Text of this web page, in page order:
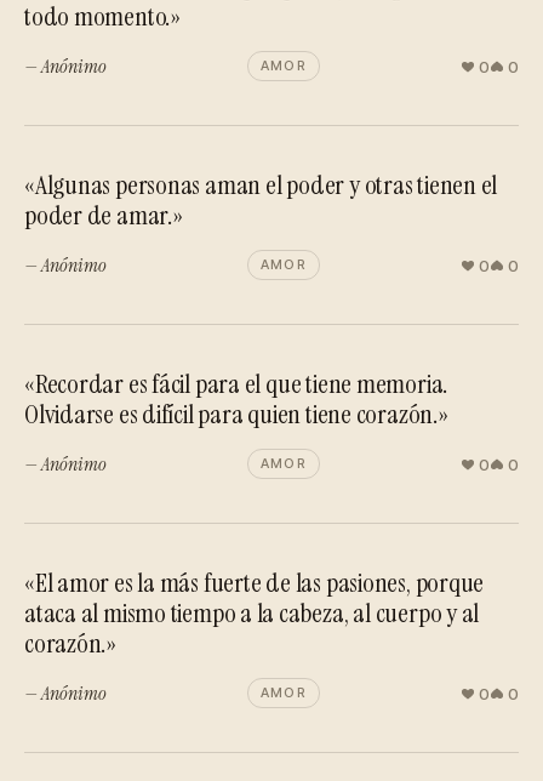
todo momento.»
— Anónimo AMOR 0 0
«Algunas personas aman el poder y otras tienen el
poder de amar.»
— Anónimo AMOR 0 0
«Recordar es fácil para el que tiene memoria.
Olvidarse es difícil para quien tiene corazón.»
— Anónimo AMOR 0 0
«El amor es la más fuerte de las pasiones, porque
ataca al mismo tiempo a la cabeza, al cuerpo y al
corazón.»
— Anónimo AMOR 0 0